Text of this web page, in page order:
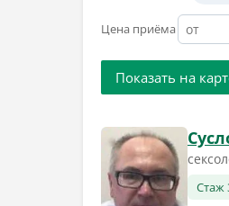
Цена приёма
Показать на
Стаж